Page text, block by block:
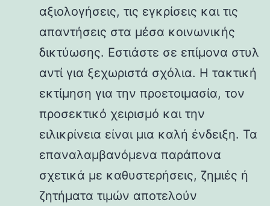
αξιολογήσεις, τις εγκρίσεις και τις
απαντήσεις στα μέσα κοινωνικής
δικτύωσης. Εστιάστε σε επίμονα στυλ
αντί για ξεχωριστά σχόλια. Η τακτική
εκτίμηση για την προετοιμασία, τον
προσεκτικό χειρισμό και την
ειλικρίνεια είναι μια καλή ένδειξη. Τα
επαναλαμβανόμενα παράπονα
σχετικά με καθυστερήσεις, ζημιές ή
ζητήματα τιμών αποτελούν